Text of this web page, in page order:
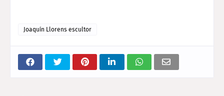
Joaquín Llorens escultor